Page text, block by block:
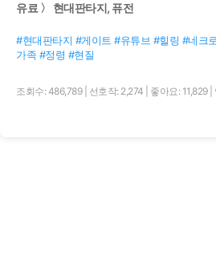
유료 〉 현대판타지, 퓨전
#현대판타지 #게이트 #유튜브 #힐링 #네크
가족 #정령 #현질
조회수: 486,789 선호작: 2,274 좋아요: 11,829